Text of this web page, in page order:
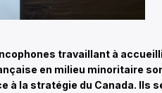
travaillant à
en milieu minoritaire
à la stratégie du Canada. Ils